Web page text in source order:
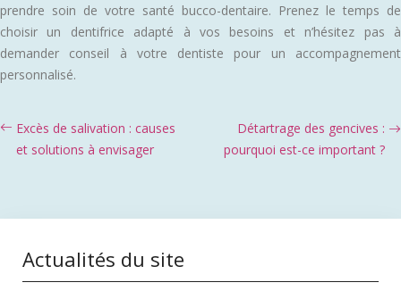
prendre soin de votre santé bucco-dentaire. Prenez le temps de
choisir un dentifrice adapté à vos besoins et n’hésitez pas à
demander conseil à votre dentiste pour un accompagnement
personnalisé.
Excès de salivation : causes
et solutions à envisager
Détartrage des gencives :
pourquoi est-ce important ?
Actualités du site